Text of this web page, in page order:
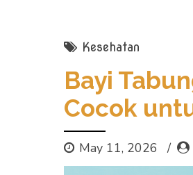
Kesehatan
Bayi
Cocok
May 11, 2026